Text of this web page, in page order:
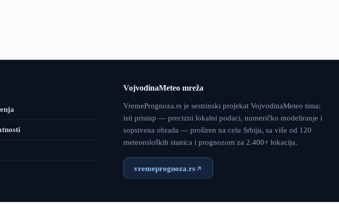
VojvodinaMeteo mreža
VremePrognoza.rs je sestrinski projekat VojvodinaMeteo tima:
isti pristup — precizni lokalni podaci, numeričko modeliranje i
sopstvena obrada — proširen na celu Srbiju, sa više od 120
meteoroloških stanica i prognozom za 2.400+ lokacija.
vremeprognoza.rs